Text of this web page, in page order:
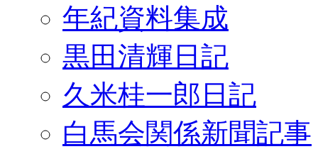
年紀資料集成
黒田清輝日記
久米桂一郎日記
白馬会関係新聞記事